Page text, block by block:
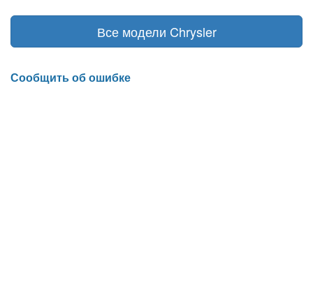
Все модели Chrysler
Сообщить об ошибке